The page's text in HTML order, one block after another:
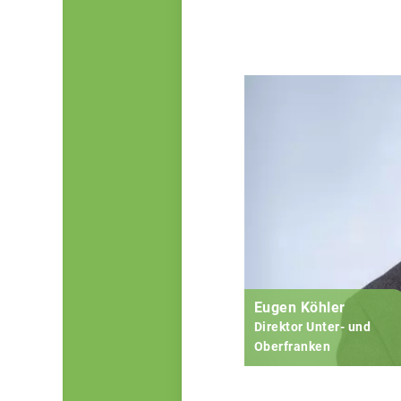
Eugen Köhler
Direktor Unter- und
Oberfranken